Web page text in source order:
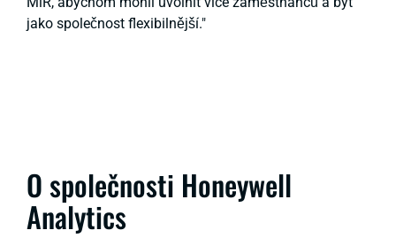
jako společnost flexibilnější."
O společnosti Honeywell
Analytics